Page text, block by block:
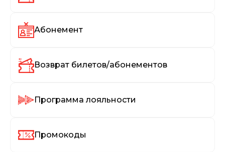
Абонемент
Возврат билетов/абонементов
Программа лояльности
Промокоды